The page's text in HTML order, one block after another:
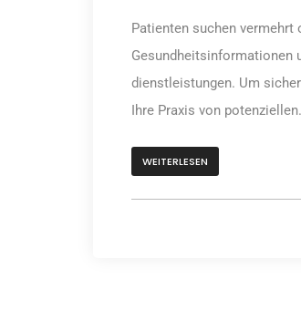
Patienten suchen vermehrt
Gesundheitsinformationen
dienstleistungen. Um
Ihre Praxis von
WEITERLESEN